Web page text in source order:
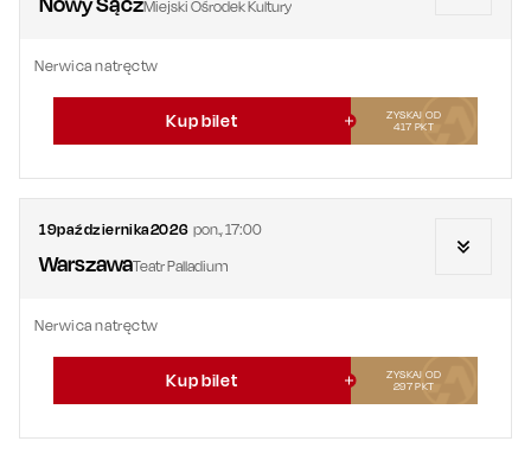
Miejski Ośrodek Kultury
Nerwica natręctw
Kup bilet
ZYSKAJ OD
417 PKT
19października2026 pon.,17:00
WarszawaTeatr Palladium
Nerwica natręctw
Kup bilet
ZYSKAJ OD
297PKT